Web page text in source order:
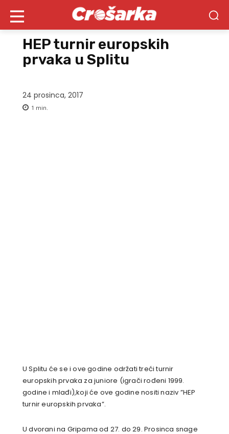
HEP turnir europskih
prvaka u Splitu
24 prosinca, 2017
1 min.
U Splitu će se i ove godine održati treći turnir
europskih prvaka za juniore (igrači rođeni 1999.
godine i mlađi),koji će ove godine nositi naziv ”HEP
turnir europskih prvaka”.
U dvorani na Gripama od 27. do 29. Prosinca snage